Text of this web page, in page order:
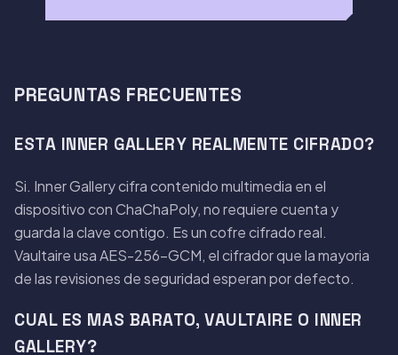
PREGUNTAS FRECUENTES
ESTA INNER GALLERY REALMENTE CIFRADO?
Si. Inner Gallery cifra contenido multimedia en el
dispositivo con ChaChaPoly, no requiere cuenta y
guarda la clave contigo. Es un cofre cifrado real.
Vaultaire usa AES-256-GCM, el cifrador que la mayoria
de las revisiones de seguridad esperan por defecto.
CUAL ES MAS BARATO, VAULTAIRE O INNER
GALLERY?